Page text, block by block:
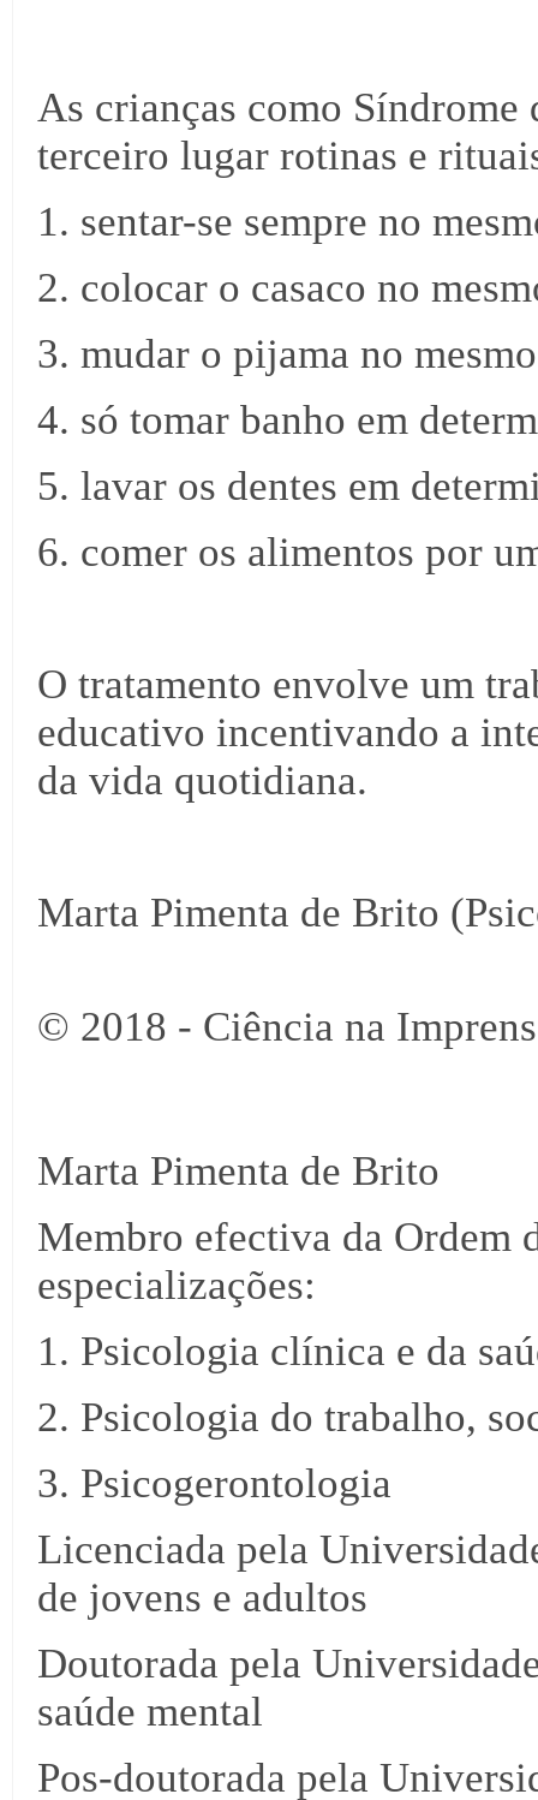
As crianças como Síndrome
terceiro lugar rotinas e
1. sentar-se sempre no
2. colocar o casaco no
3. mudar o pijama no
4. só tomar banho em
5. lavar os dentes em
6. comer os alimentos por
O tratamento envolve um
educativo incentivando a
da vida quotidiana.
Marta Pimenta de Brito
© 2018 - Ciência na
Marta Pimenta de Brito
Membro efectiva da Ordem
especializações:
1. Psicologia clínica e da
2. Psicologia do trabalho,
3. Psicogerontologia
Licenciada pela
de jovens e adultos
Doutorada pela
saúde mental
Pos-doutorada pela